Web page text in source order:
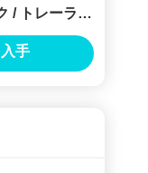
/ トレーラー
3820
手